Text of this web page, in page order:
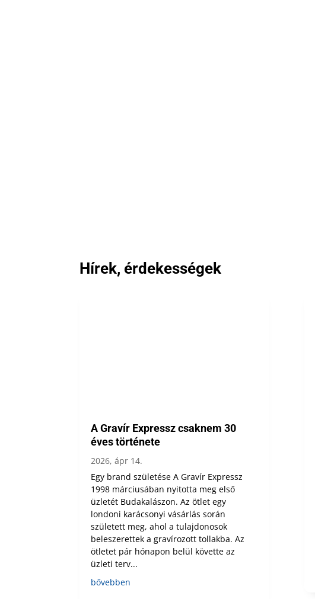
Hírek, érdekességek
A Gravír Expressz csaknem 30
éves története
2026, ápr 14.
Egy brand születése A Gravír Expressz
1998 márciusában nyitotta meg első
üzletét Budakalászon. Az ötlet egy
londoni karácsonyi vásárlás során
született meg, ahol a tulajdonosok
beleszerettek a gravírozott tollakba. Az
ötletet pár hónapon belül követte az
üzleti terv...
bővebben